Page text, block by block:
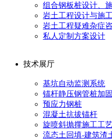
组合钢板桩设计、
岩土工程设计与施工
岩土工程疑难杂症
私人定制方案设计
技术展厅
基坑自动监测系统
锚杆静压钢管桩加
预应力钢桩
混凝土抗拔锚杆
旋喷斜抛撑施工工
流态土回填-建筑渣